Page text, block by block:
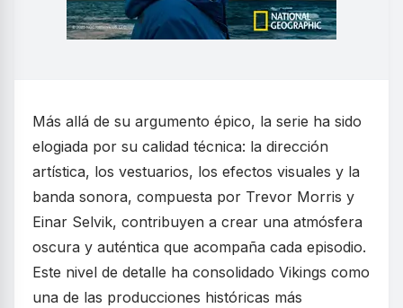
Más allá de su argumento épico, la serie ha sido
elogiada por su calidad técnica: la dirección
artística, los vestuarios, los efectos visuales y la
banda sonora, compuesta por Trevor Morris y
Einar Selvik, contribuyen a crear una atmósfera
oscura y auténtica que acompaña cada episodio.
Este nivel de detalle ha consolidado Vikings como
una de las producciones históricas más